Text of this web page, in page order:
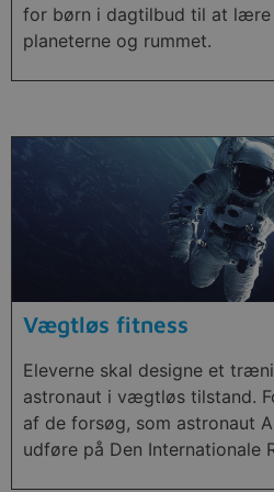
for børn i dagtilbud til at lære
planeterne og rummet.
Vægtløs fitness
Eleverne skal designe et
astronaut i vægtløs tilstand.
af de forsøg, som astronaut
udføre på Den Internationale